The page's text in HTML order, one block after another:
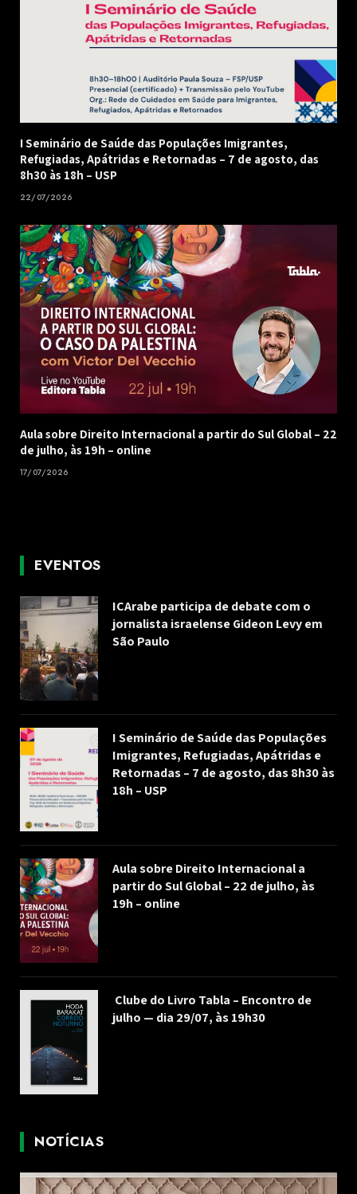
I Seminário de Saúde das Populações Imigrantes,
Refugiadas, Apátridas e Retornadas – 7 de agosto, das
8h30 às 18h – USP
22/07/2026
Aula sobre Direito Internacional a partir do Sul Global – 22
de julho, às 19h – online
17/07/2026
EVENTOS
ICArabe participa de debate com o
jornalista israelense Gideon Levy em
São Paulo
I Seminário de Saúde das Populações
Imigrantes, Refugiadas, Apátridas e
Retornadas – 7 de agosto, das 8h30 às
18h – USP
Aula sobre Direito Internacional a
partir do Sul Global – 22 de julho, às
19h – online
Clube do Livro Tabla – Encontro de
julho — dia 29/07, às 19h30
NOTÍCIAS